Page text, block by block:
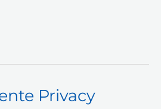
Privacy